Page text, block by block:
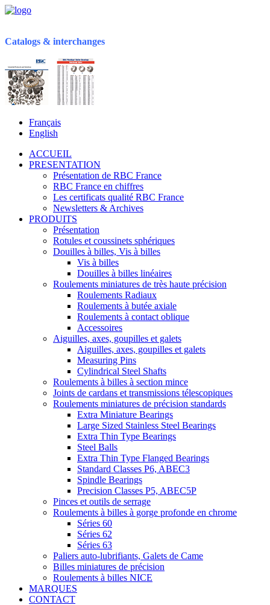
Catalogs & interchanges
Français
English
ACCUEIL
PRESENTATION
Présentation de RBC France
RBC France en chiffres
Les certificats qualité RBC France
Newsletters & Archives
PRODUITS
Présentation
Rotules et coussinets sphériques
Douilles à billes, Vis à billes
Vis à billes
Douilles à billes linéaires
Roulements miniatures de très haute précision
Roulements Radiaux
Roulements à butée axiale
Roulements à contact oblique
Accessoires
Aiguilles, axes, goupilles et galets
Aiguilles, axes, goupilles et galets
Measuring Pins
Cylindrical Steel Shafts
Roulements à billes à section mince
Joints de cardans et transmissions télescopiques
Roulements miniatures de précision standards
Extra Miniature Bearings
Large Sized Stainless Steel Bearings
Extra Thin Type Bearings
Steel Balls
Extra Thin Type Flanged Bearings
Standard Classes P6, ABEC3
Spindle Bearings
Precision Classes P5, ABEC5P
Pinces et outils de serrage
Roulements à billes à gorge profonde en chrome
Séries 60
Séries 62
Séries 63
Paliers auto-lubrifiants, Galets de Came
Billes miniatures de précision
Roulements à billes NICE
MARQUES
CONTACT